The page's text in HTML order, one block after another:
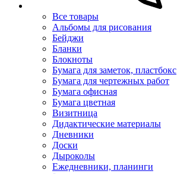
Все товары
Альбомы для рисования
Бейджи
Бланки
Блокноты
Бумага для заметок, пластбокс
Бумага для чертежных работ
Бумага офисная
Бумага цветная
Визитница
Дидактические материалы
Дневники
Доски
Дыроколы
Ежедневники, планинги